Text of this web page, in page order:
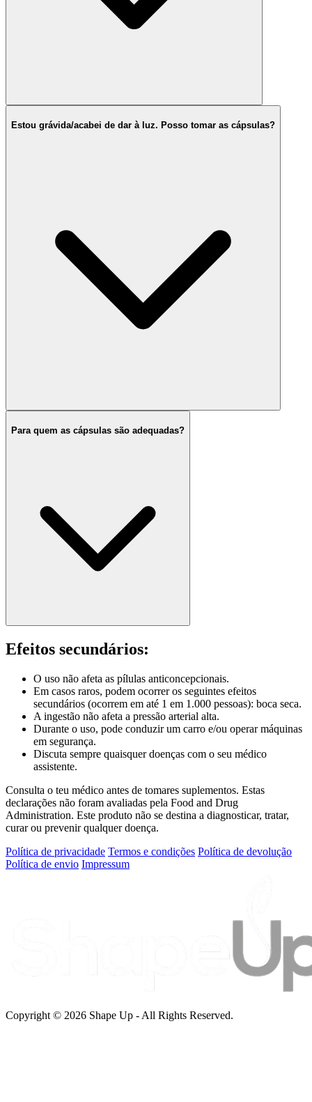
Estou grávida/acabei de dar à luz. Posso tomar as cápsulas?
Para quem as cápsulas são adequadas?
Efeitos secundários:
O uso não afeta as pílulas anticoncepcionais.
Em casos raros, podem ocorrer os seguintes efeitos
secundários (ocorrem em até 1 em 1.000 pessoas): boca seca.
A ingestão não afeta a pressão arterial alta.
Durante o uso, pode conduzir um carro e/ou operar máquinas
em segurança.
Discuta sempre quaisquer doenças com o seu médico
assistente.
Consulta o teu médico antes de tomares suplementos. Estas
declarações não foram avaliadas pela Food and Drug
Administration. Este produto não se destina a diagnosticar, tratar,
curar ou prevenir qualquer doença.
Política de privacidade Termos e condições Política de devolução
Política de envio Impressum
Copyright © 2026 Shape Up - All Rights Reserved.